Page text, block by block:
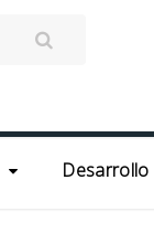
Desarrollo